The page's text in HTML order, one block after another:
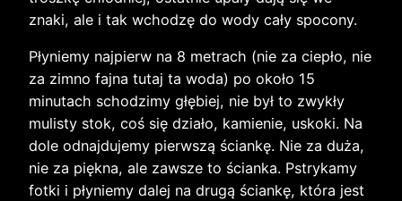
znaki, ale i tak wchodzę do wody cały spocony.
Płyniemy najpierw na 8 metrach (nie za ciepło, nie
za zimno fajna tutaj ta woda) po około 15
minutach schodzimy głębiej, nie był to zwykły
mulisty stok, coś się działo, kamienie, uskoki. Na
dole odnajdujemy pierwszą ściankę. Nie za duża,
nie za piękna, ale zawsze to ścianka. Pstrykamy
fotki i płyniemy dalej na drugą ściankę, która jest